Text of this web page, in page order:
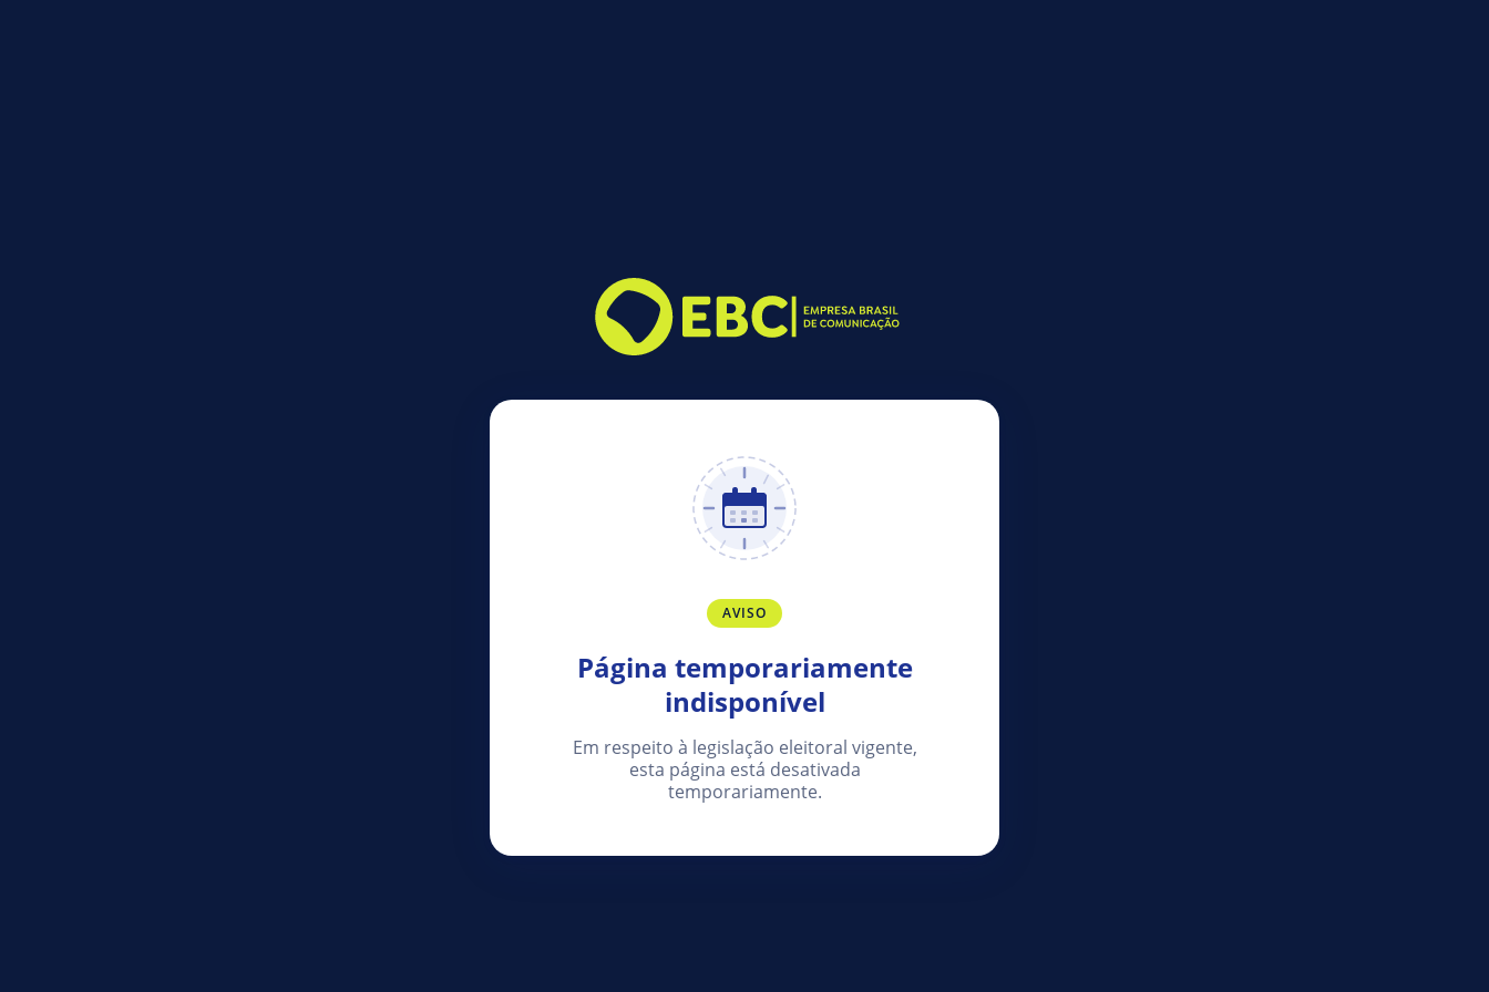
AVISO
Página temporariamente
indisponível
Em respeito à legislação eleitoral vigente,
esta página está desativada
temporariamente.